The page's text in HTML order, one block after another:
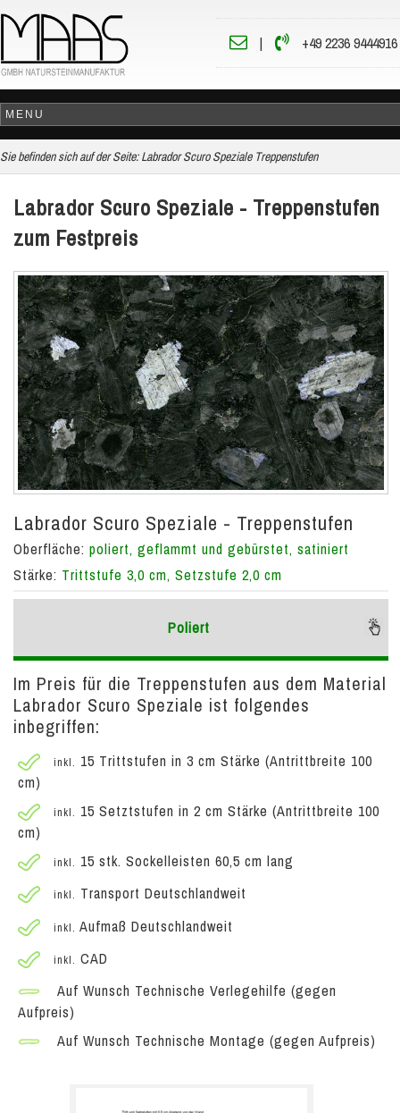
| +49 2236 9444916
Sie befinden sich auf der Seite: Labrador Scuro Speziale Treppenstufen
Labrador Scuro Speziale - Treppenstufen
zum Festpreis
Labrador Scuro Speziale - Treppenstufen
Oberfläche: poliert, geflammt und gebürstet, satiniert
Stärke: Trittstufe 3,0 cm, Setzstufe 2,0 cm
Poliert
Im Preis für die Treppenstufen aus dem Material
Labrador Scuro Speziale ist folgendes
inbegriffen:
inkl. 15 Trittstufen in 3 cm Stärke (Antrittbreite 100
cm)
inkl. 15 Setztstufen in 2 cm Stärke (Antrittbreite 100
cm)
inkl. 15 stk. Sockelleisten 60,5 cm lang
inkl. Transport Deutschlandweit
inkl. Aufmaß Deutschlandweit
inkl. CAD
Auf Wunsch Technische Verlegehilfe (gegen
Aufpreis)
Auf Wunsch Technische Montage (gegen Aufpreis)